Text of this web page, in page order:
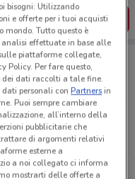
L’APP
bisogni: Utilizzando
e offerte per i tuoi acquisti
Tutto questo è
analisi effettuate in base alle
piattaforme collegate,
Policy. Per fare questo,
dei dati raccolti a tale fine.
dati personali conPartnersin
Puoi sempre cambiare
all’interno della
pubblicitarie che
di argomenti relativi
esterne a
a noi collegato ci informa
mostrarti delle offerte a